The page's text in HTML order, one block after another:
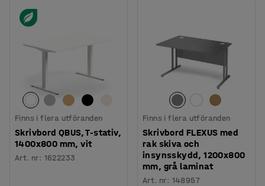
Finns i flera utföranden
Skrivbord QBUS, T-stativ,
1400x800 mm, vit
Art. nr: 1622233
Finns i flera utföranden
Skrivbord FLEXUS med
rak skiva och
insynsskydd, 1200x800
mm, grå laminat
Art. nr: 148957